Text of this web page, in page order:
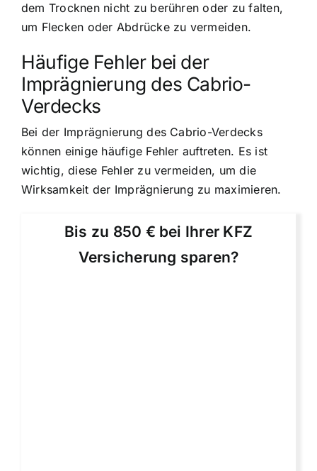
dem Trocknen nicht zu berühren oder zu falten,
um Flecken oder Abdrücke zu vermeiden.
Häufige Fehler bei der
Imprägnierung des Cabrio-
Verdecks
Bei der Imprägnierung des Cabrio-Verdecks
können einige häufige Fehler auftreten. Es ist
wichtig, diese Fehler zu vermeiden, um die
Wirksamkeit der Imprägnierung zu maximieren.
Bis zu 850 € bei Ihrer KFZ
Versicherung sparen?